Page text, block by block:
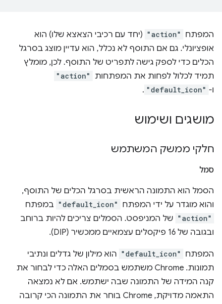
המפתח "action" (יחד עם רכיבי הצאצא שלו) הוא
אופציונלי. גם אם התוסף לא נכלל, הוא עדיין מוצג בסרגל
הכלים כדי לספק גישה לתפריט של התוסף. לכן, מומלץ
תמיד לכלול לפחות את המפתחות
"action"
ו- "default_icon"
.
מושגים ושימוש
חלקי ממשק המשתמש
סמל
הסמל הוא התמונה הראשית בסרגל הכלים של התוסף,
והוא מוגדר על ידי המפתח
"default_icon" במפתח
"action" של המניפסט. הסמלים צריכים להיות ברוחב
ובגובה של 16 פיקסלים עצמאיים ממכשיר (DIP).
המפתח "default_icon" הוא מילון של גדלים ונתיבי
תמונות. ‫Chrome משתמש בסמלים האלה כדי לבחור את
קנה המידה של התמונה שבה ישתמש. אם לא נמצאה
התאמה מדויקת, Chrome בוחר את התמונה הכי קרובה